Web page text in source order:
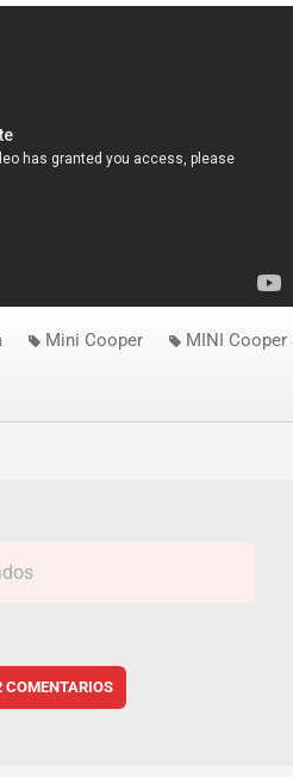
Mini Cooper MINI Cooper
COMENTARIOS